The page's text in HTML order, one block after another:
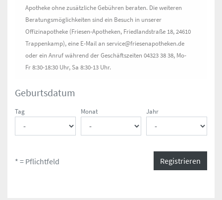
Apotheke ohne zusätzliche Gebühren beraten. Die weiteren
Beratungsmöglichkeiten sind ein Besuch in unserer
Offizinapotheke (Friesen-Apotheken, Friedlandstraße 18, 24610
Trappenkamp), eine E-Mail an service@friesenapotheken.de
oder ein Anruf während der Geschäftszeiten 04323 38 38, Mo-
Fr 8:30-18:30 Uhr, Sa 8:30-13 Uhr.
Geburtsdatum
Tag Monat Jahr
Registrieren
* = Pflichtfeld